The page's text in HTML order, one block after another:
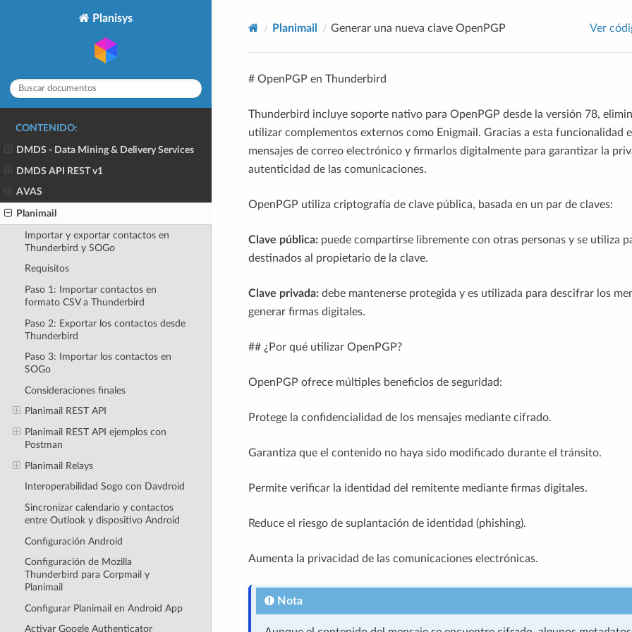
Planisys
CONTENIDO:
DMDS - Data Mining & Delivery Services
DMDS API REST v1
AVAS
Planimail
Importar y exportar contactos en
Thunderbird y SOGo
Requisitos
Paso 1: Importar contactos en
formato CSV a Thunderbird
Paso 2: Exportar los contactos desde
Thunderbird
Paso 3: Importar los contactos en
SOGo
Consideraciones finales
Planimail REST API
Planimail REST API ejemplos con
Postman
Planimail Relays
Interoperabilidad Sogo con Davdroid
Sincronizar calendario y contactos
entre Outlook y dispositivo Android
Configuración Android
Configuración de Mozilla
Thunderbird para Corpmail y
Planimail
Configurar Planimail en Android App
Activar Google Authenticator
Planimail Generar una nueva clave OpenPGP Ver
# OpenPGP en Thunderbird
Thunderbird incluye soporte nativo para OpenPGP desde la versión 78,
utilizar complementos externos como Enigmail. Gracias a esta funcionalidad
mensajes de correo electrónico y firmarlos digitalmente para garantizar la
autenticidad de las comunicaciones.
OpenPGP utiliza criptografía de clave pública, basada en un par de claves:
Clave pública:puede compartirse libremente con otras personas y se utiliza
destinados al propietario de la clave.
Clave privada:debe mantenerse protegida y es utilizada para descifrar los
generar firmas digitales.
## ¿Por qué utilizar OpenPGP?
OpenPGP ofrece múltiples beneficios de seguridad:
Protege la confidencialidad de los mensajes mediante cifrado.
Garantiza que el contenido no haya sido modificado durante el tránsito.
Permite verificar la identidad del remitente mediante firmas digitales.
Reduce el riesgo de suplantación de identidad (phishing).
Aumenta la privacidad de las comunicaciones electrónicas.
Nota